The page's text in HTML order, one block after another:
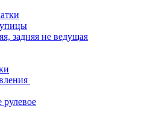
задняя не ведущая
рулевое